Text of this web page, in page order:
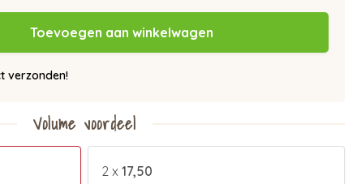
Toevoegen aan winkelwagen
verzonden!
Volume voordeel
2 x 17,50